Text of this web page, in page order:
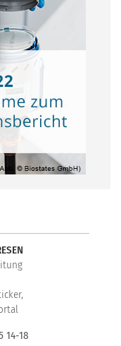
14-18